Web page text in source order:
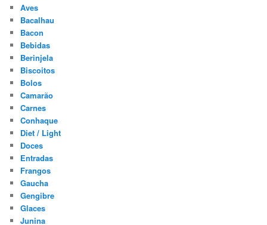
Aves
Bacalhau
Bacon
Bebidas
Berinjela
Biscoitos
Bolos
Camarão
Carnes
Conhaque
Diet / Light
Doces
Entradas
Frangos
Gaucha
Gengibre
Glaces
Junina